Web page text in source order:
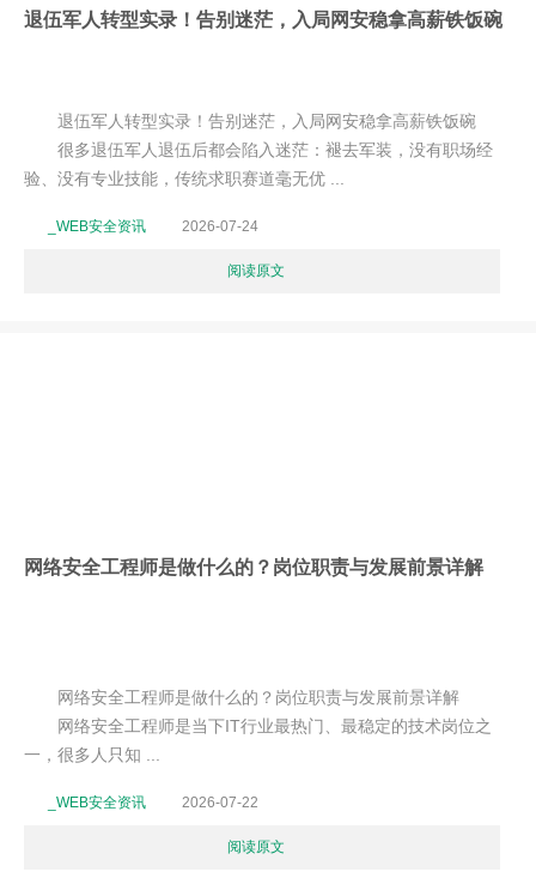
退伍军人转型实录！告别迷茫，入局网安稳拿高薪铁饭碗
退伍军人转型实录！告别迷茫，入局网安稳拿高薪铁饭碗
很多退伍军人退伍后都会陷入迷茫：褪去军装，没有职场经
验、没有专业技能，传统求职赛道毫无优 ...
_WEB安全资讯 2026-07-24
阅读原文
网络安全工程师是做什么的？岗位职责与发展前景详解
网络安全工程师是做什么的？岗位职责与发展前景详解
网络安全工程师是当下IT行业最热门、最稳定的技术岗位之
一，很多人只知 ...
_WEB安全资讯 2026-07-22
阅读原文